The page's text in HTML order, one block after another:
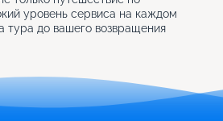
уровень сервиса на каждом
тура до вашего возвращения